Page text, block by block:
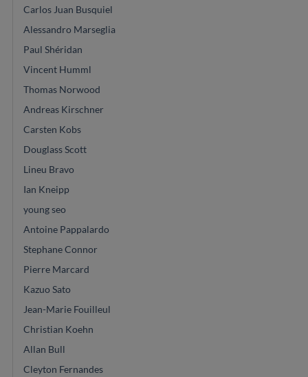
Carlos Juan Busquiel
Alessandro Marseglia
Paul Shéridan
Vincent Humml
Thomas Norwood
Andreas Kirschner
Carsten Kobs
Douglass Scott
Lineu Bravo
Ian Kneipp
young seo
Antoine Pappalardo
Stephane Connor
Pierre Marcard
Kazuo Sato
Jean-Marie Fouilleul
Christian Koehn
Allan Bull
Cleyton Fernandes